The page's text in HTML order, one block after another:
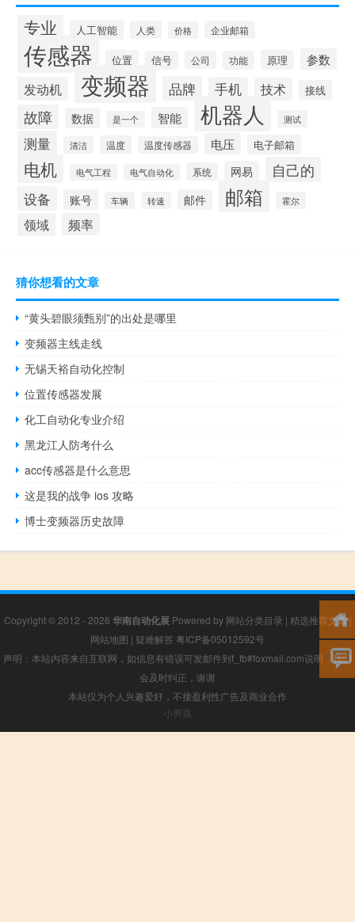
专业 人工智能 人类 价格 企业邮箱
传感器 位置 信号 公司 功能 原理 参数
发动机 变频器 品牌 手机 技术 接线
故障 数据 是一个 智能 机器人 测试
测量 清洁 温度 温度传感器 电压 电子邮箱
电机 电气工程 电气自动化 系统 网易 自己的
设备 账号 车辆 转速 邮件 邮箱 霍尔
领域 频率
猜你想看的文章
“黄头碧眼须甄别”的出处是哪里
变频器主线走线
无锡天裕自动化控制
位置传感器发展
化工自动化专业介绍
黑龙江人防考什么
acc传感器是什么意思
这是我的战争 ios 攻略
博士变频器历史故障
Copyright © 2012 - 2026 华南自动化展Powered by 网站分类目录 | 精选推荐文章|
网站地图 | 疑难解答 粤ICP备05012592号
声明：本站内容来自互联网，如信息有错误可发邮件到f_fb#foxmail.com说明，我们
会及时纠正，谢谢
本站仅为个人兴趣爱好，不接盈利性广告及商业合作
小男孩